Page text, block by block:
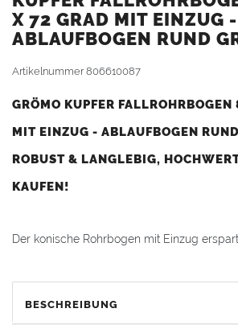
X 72 GRAD MIT EINZUG -
ABLAUFBOGEN RUND
Artikelnummer806610087
GRÖMO KUPFER
MIT EINZUG - ABLAUFBOGEN
ROBUST & LANGLEBIG,
KAUFEN!
Der konische Rohrbogen mit Einzug
BESCHREIBUNG